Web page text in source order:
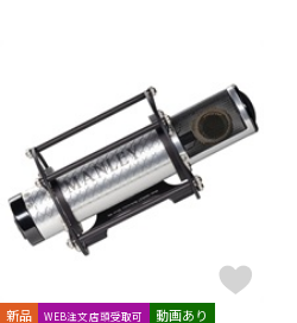
中古
新品 WEB注文店頭受取可
動画あり